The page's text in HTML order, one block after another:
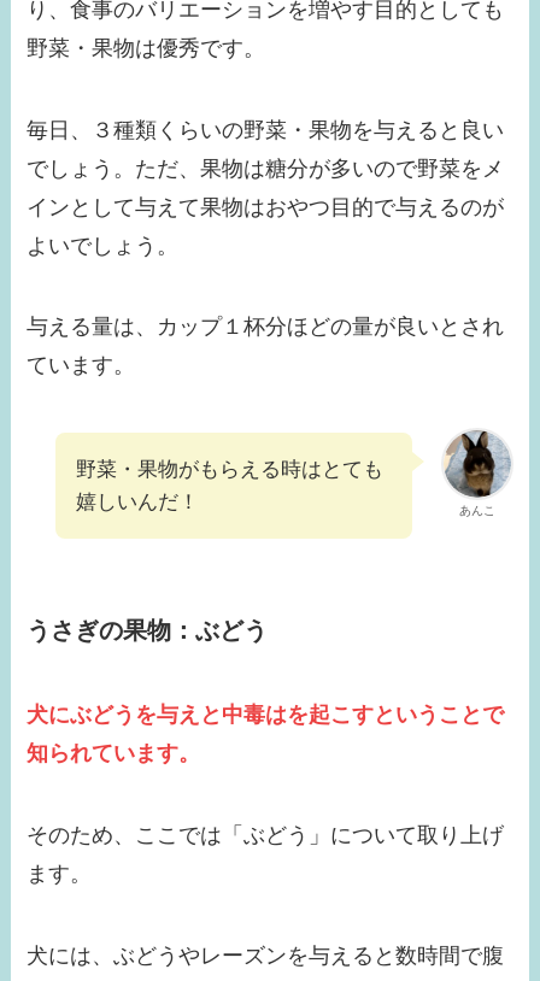
り、食事のバリエーションを増やす目的としても
野菜・果物は優秀です。
毎日、３種類くらいの野菜・果物を与えると良い
でしょう。ただ、果物は糖分が多いので野菜をメ
インとして与えて果物はおやつ目的で与えるのが
よいでしょう。
与える量は、カップ１杯分ほどの量が良いとされ
ています。
あんこ
野菜・果物がもらえる時はとても
嬉しいんだ！
うさぎの果物：ぶどう
犬にぶどうを与えと中毒はを起こすということで
知られています。
そのため、ここでは「ぶどう」について取り上げ
ます。
犬には、ぶどうやレーズンを与えると数時間で腹